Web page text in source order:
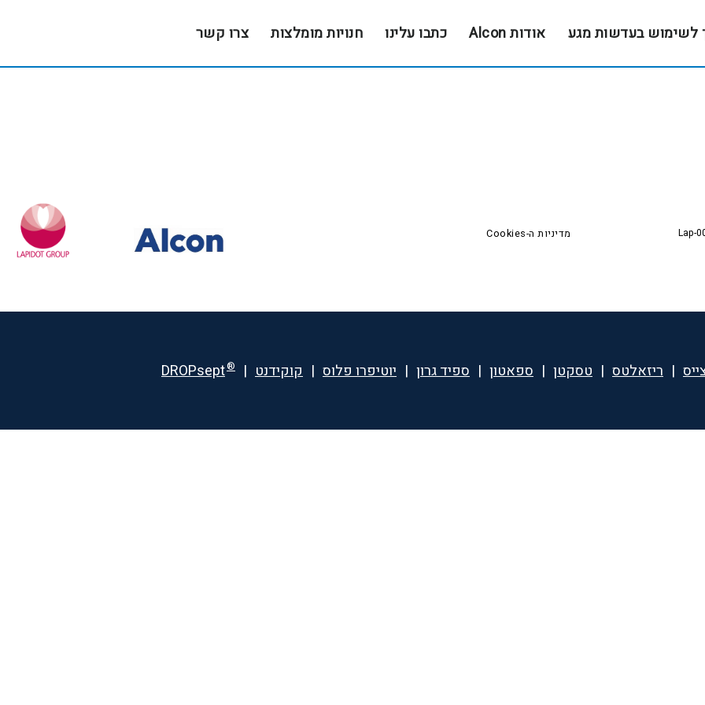
לשימוש בעדשות מגע אודות Alcon כתבו עלינו חנויות מומלצות צרו קשר
Lap- מדיניות ה-Cookies
| ריזאלטס | טסקטן | ספאטון | ספיד גרון | יוטיפרו פלוס | קוקידנט |
DROPsept®